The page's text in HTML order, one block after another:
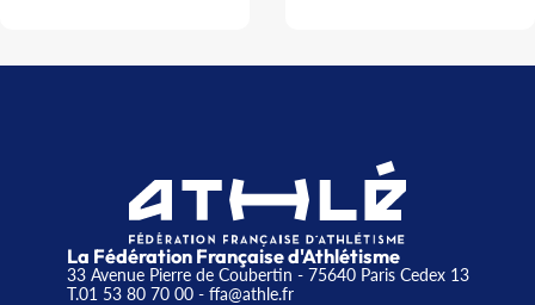
La Fédération Française d'Athlétisme
33 Avenue Pierre de Coubertin - 75640 Paris Cedex 13
T.01 53 80 70 00- ffa@athle.fr